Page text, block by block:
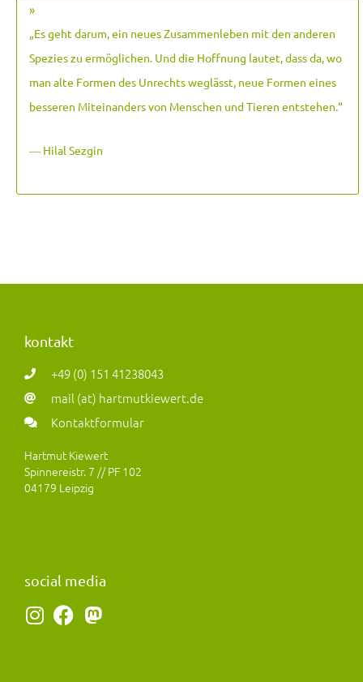
»
„Es geht darum, ein neues Zusammenleben mit den anderen
Spezies zu ermöglichen. Und die Hoffnung lautet, dass da, wo
man alte Formen des Unrechts weglässt, neue Formen eines
besseren Miteinanders von Menschen und Tieren entstehen.“
― Hilal Sezgin
kontakt
+49 (0) 151 41238043
mail (at) hartmutkiewert.de
Kontaktformular
Hartmut Kiewert
Spinnereistr. 7 // PF 102
04179 Leipzig
social media
I
F
M